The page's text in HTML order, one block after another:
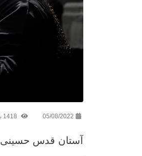
05/08/2022
آستان قدس حسینی